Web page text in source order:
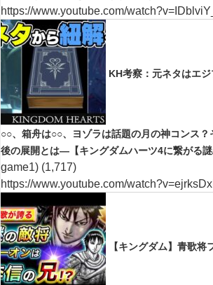
https://www.youtube.com/
KH考察：元ネタはエ
○○、箱舟は○○、ヨゾラは話題の月の神コンス
後の展開とは―【キングダムハーツ4に繋がる謎/
game1) (1,717)
https://www.youtube.com/
【キングダム】青歌将